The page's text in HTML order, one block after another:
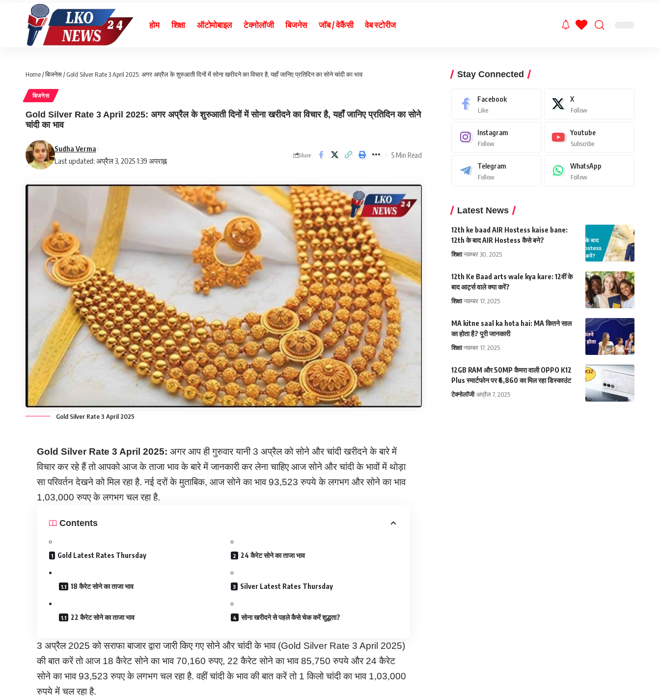
होम शिक्षा ऑटोमोबाइल टेक्नोलॉजी बिजनेस जॉब / वेकैंसी वेब स्टोरीज
Home/बिजनेस/Gold Silver Rate 3 April 2025: अगर अप्रैल के शुरुआती दिनों में सोना खरीदने का विचार है, यहाँ जानिए प्रतिदिन का सोने चांदी का भाव
बिजनेस
Gold Silver Rate 3 April 2025: अगर अप्रैल के शुरुआती दिनों में सोना खरीदने का विचार है, यहाँ जानिए प्रतिदिन का सोने
चांदी का भाव
Last updated: अप्रैल 3, 2025 1:39 अपराह्न
Sudha Verma
Share 5 Min Read
Gold Silver Rate 3 April 2025
Gold Silver Rate3 April2025: अगर आप ही गुरुवार यानी 3 अप्रैल को सोने और चांदी खरीदने के बारे में
विचार कर रहे हैं तो आपको आज के ताजा भाव के बारे में जानकारी कर लेना चाहिए आज सोने और चांदी के भावों में थोड़ा
सा परिवर्तन देखने को मिल रहा है. नई दरों के मुताबिक, आज सोने का भाव 93,523 रुपये के लगभग और सोने का भाव
1,03,000 रुपए के लगभग चल रहा है.
Contents
Gold Latest Rates Thursday
18 कैरेट सोने का ताजा भाव
22 कैरेट सोने का ताजा भाव
24 कैरेट सोने का ताजा भाव
Silver Latest Rates Thursday
सोना खरीदने से पहले कैसे चेक करें शुद्धता?
3 अप्रैल 2025 को सराफा बाजार द्वारा जारी किए गए सोने और चांदी के भाव (Gold Silver Rate 3 April 2025)
की बात करें तो आज 18 कैरेट सोने का भाव 70,160 रुपए, 22 कैरेट सोने का भाव 85,750 रुपये और 24 कैरेट
सोने का भाव 93,523 रुपए के लगभग चल रहा है. वहीं चांदी के भाव की बात करें तो 1 किलो चांदी का भाव 1,03,000
रुपये में चल रहा है.
Stay Connected
Facebook
Like
X
Follow
Instagram
Follow
Youtube
Subscribe
Telegram
Follow
WhatsApp
Follow
Latest News
12th ke baad AIR Hostess kaise bane:
12th के बाद AIR Hostess कैसे बने?
शिक्षा नवम्बर 30, 2025
12th Ke Baad arts wale kya kare: 12वीं के
बाद आर्ट्स वाले क्या करें?
शिक्षा नवम्बर 17, 2025
MA kitne saal ka hota hai: MA कितने साल
का होता है? पूरी जानकारी
शिक्षा नवम्बर 17, 2025
12GB RAM और 50MP कैमरा वाली OPPO K12
Plus स्मार्टफोन पर ₹6,860 का मिल रहा डिस्काउंट
टेक्नोलॉजी अप्रैल 7, 2025